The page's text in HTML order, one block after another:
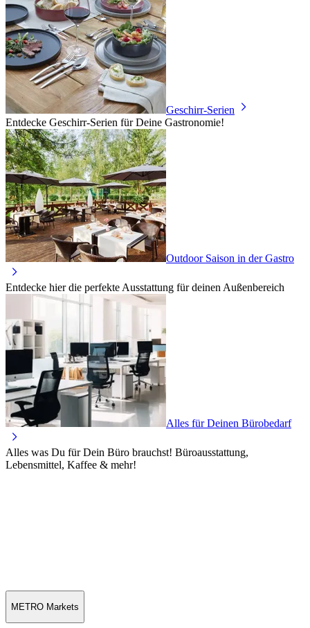
Geschirr-Serien
Entdecke Geschirr-Serien für Deine Gastronomie!
Outdoor Saison in der Gastro
Entdecke hier die perfekte Ausstattung für deinen Außenbereich
Alles für Deinen Bürobedarf
Alles was Du für Dein Büro brauchst! Büroausstattung,
Lebensmittel, Kaffee & mehr!
METRO Markets